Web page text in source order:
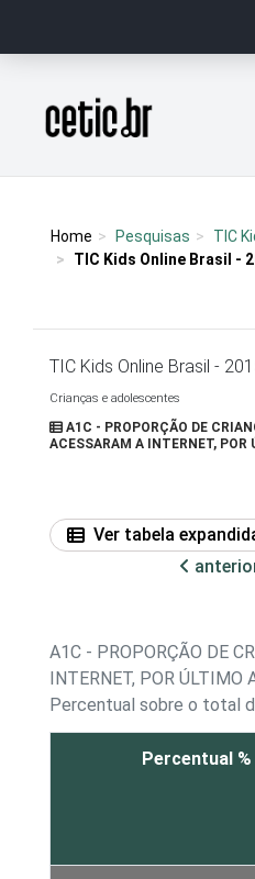
Página inicial
Home Pesquisas TIC
TIC Kids Online Brasil -
TIC Kids Online Brasil -
Crianças e adolescentes
A1C - PROPORÇÃO DE
ACESSARAM A INTERNET, POR
Ver tabela
A1C - PROPORÇÃO DE
INTERNET, POR ÚLTIMO
Percentual sobre o total
Percentual %